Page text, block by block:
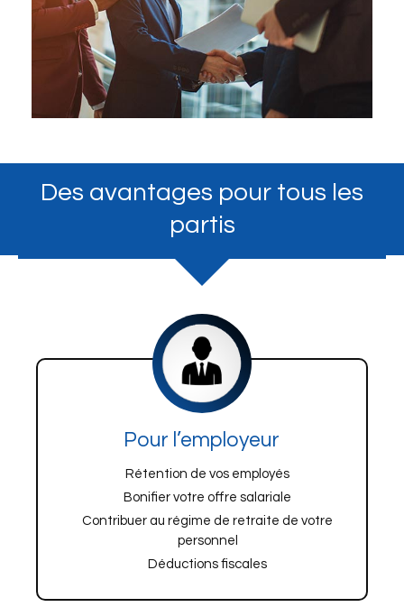
Des avantages pour tous les
partis
Pour l’employeur
Rétention de vos employés
Bonifier votre offre salariale
Contribuer au régime de retraite de votre
personnel
Déductions fiscales